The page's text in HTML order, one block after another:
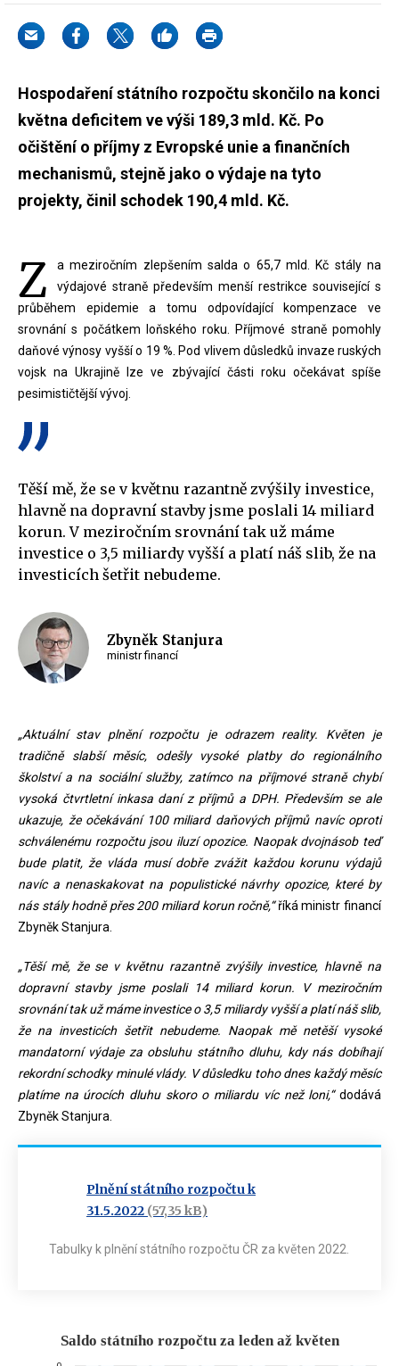
Hospodaření státního rozpočtu skončilo na konci
května deficitem ve výši 189,3 mld. Kč. Po
očištění o příjmy z Evropské unie a finančních
mechanismů, stejně jako o výdaje na tyto
projekty, činil schodek 190,4 mld. Kč.
Z
a meziročním zlepšením salda o 65,7 mld. Kč stály na
výdajové straně především menší restrikce související s
průběhem epidemie a tomu odpovídající kompenzace ve
srovnání s počátkem loňského roku. Příjmové straně pomohly
daňové výnosy vyšší o 19 %. Pod vlivem důsledků invaze ruských
vojsk na Ukrajině lze ve zbývající části roku očekávat spíše
pesimističtější vývoj.
Těší mě, že se v květnu razantně zvýšily investice,
hlavně na dopravní stavby jsme poslali 14 miliard
korun. V meziročním srovnání tak už máme
investice o 3,5 miliardy vyšší a platí náš slib, že na
investicích šetřit nebudeme.
Zbyněk Stanjura
ministr financí
„Aktuální stav plnění rozpočtu je odrazem reality. Květen je
tradičně slabší měsíc, odešly vysoké platby do regionálního
školství a na sociální služby, zatímco na příjmové straně chybí
vysoká čtvrtletní inkasa daní z příjmů a DPH. Především se ale
ukazuje, že očekávání 100 miliard daňových příjmů navíc oproti
schválenému rozpočtu jsou iluzí opozice. Naopak dvojnásob teď
bude platit, že vláda musí dobře zvážit každou korunu výdajů
navíc a nenaskakovat na populistické návrhy opozice, které by
nás stály hodně přes 200 miliard korun ročně,“říká ministr financí
Zbyněk Stanjura.
„Těší mě, že se v květnu razantně zvýšily investice, hlavně na
dopravní stavby jsme poslali 14 miliard korun. V meziročním
srovnání tak už máme investice o 3,5 miliardy vyšší a platí náš slib,
že na investicích šetřit nebudeme. Naopak mě netěší vysoké
mandatorní výdaje za obsluhu státního dluhu, kdy nás dobíhají
rekordní schodky minulé vlády. V důsledku toho dnes každý měsíc
platíme na úrocích dluhu skoro o miliardu víc než loni,“ dodává
Zbyněk Stanjura.
Plnění státního rozpočtu k
31.5.2022 (57,35 kB)
Tabulky k plnění státního rozpočtu ČR za květen 2022.
Saldo státního rozpočtu za leden
Saldo státního rozpočtu za leden až květen